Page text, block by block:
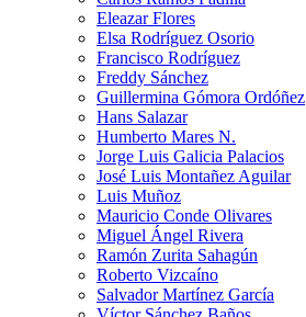
Eleazar Flores
Elsa Rodríguez Osorio
Francisco Rodríguez
Freddy Sánchez
Guillermina Gómora Ordóñez
Hans Salazar
Humberto Mares N.
Jorge Luis Galicia Palacios
José Luis Montañez Aguilar
Luis Muñoz
Mauricio Conde Olivares
Miguel Ángel Rivera
Ramón Zurita Sahagún
Roberto Vizcaíno
Salvador Martínez García